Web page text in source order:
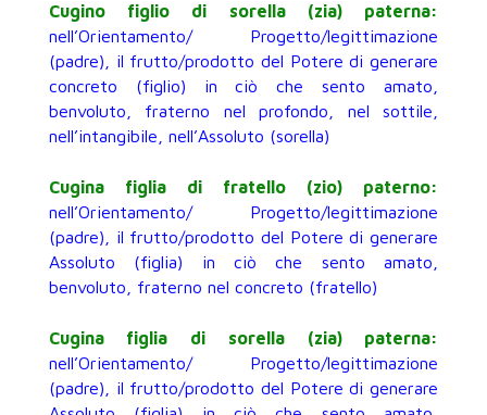
Cugino figlio di sorella (zia) paterna:
nell’Orientamento/ Progetto/legittimazione
(padre), il frutto/prodotto del Potere di generare
concreto (figlio) in ciò che sento amato,
benvoluto, fraterno nel profondo, nel sottile,
nell’intangibile, nell’Assoluto (sorella)
Cugina figlia di fratello (zio) paterno:
nell’Orientamento/ Progetto/legittimazione
(padre), il frutto/prodotto del Potere di generare
Assoluto (figlia) in ciò che sento amato,
benvoluto, fraterno nel concreto (fratello)
Cugina figlia di sorella (zia) paterna:
nell’Orientamento/ Progetto/legittimazione
(padre), il frutto/prodotto del Potere di generare